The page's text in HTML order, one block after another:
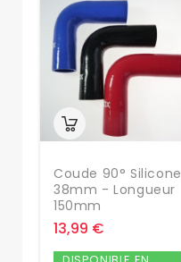
Coude 90° Silicone
38mm - Longueur
150mm
13,99 €